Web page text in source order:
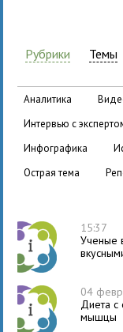
Рубрики Темы
аналитика
интервью с
инфографика
острая тема
15:37
Ученые
04
Диета с
мышцы